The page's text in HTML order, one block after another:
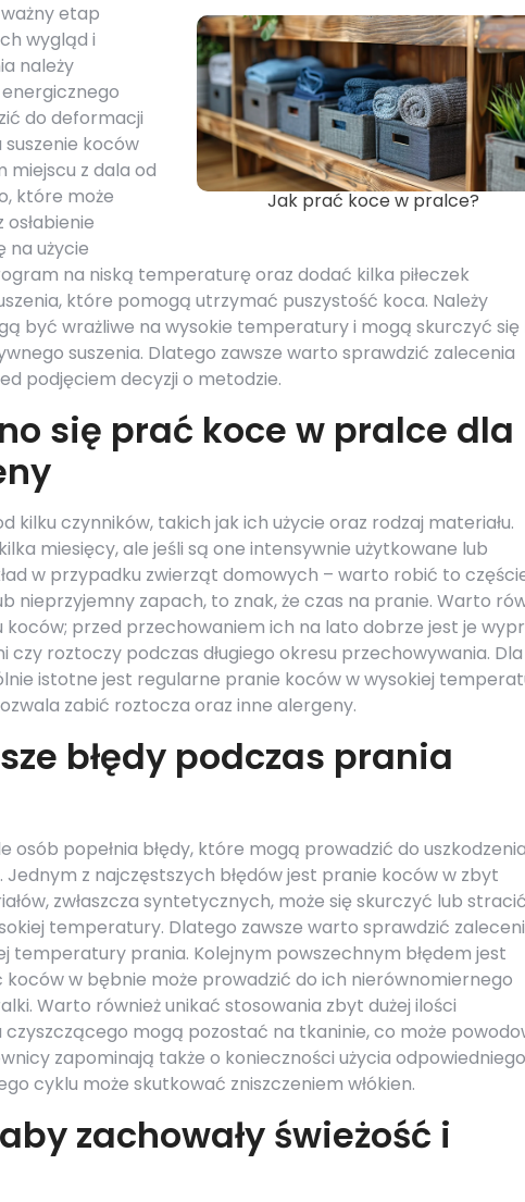
Jak prać koce w pralce?
etap
wygląd i
należy
do deformacji
koców
miejscu z dala od
które może
na użycie
na niską temperaturę oraz dodać kilka piłeczek
które pomogą utrzymać puszystość koca. Należy
być wrażliwe na wysokie temperatury i mogą skurczyć się
suszenia. Dlatego zawsze warto sprawdzić zalecenia
podjęciem decyzji o metodzie.
się prać koce w pralce dla
kilku czynników, takich jak ich użycie oraz rodzaj materiału.
miesięcy, ale jeśli są one intensywnie użytkowane lub
w przypadku zwierząt domowych – warto robić to
nieprzyjemny zapach, to znak, że czas na pranie. Warto
przed przechowaniem ich na lato dobrze jest je
czy roztoczy podczas długiego okresu przechowywania. Dla
istotne jest regularne pranie koców w wysokiej
zabić roztocza oraz inne alergeny.
błędy podczas prania
osób popełnia błędy, które mogą prowadzić do uszkodzenia
Jednym z najczęstszych błędów jest pranie koców w zbyt
zwłaszcza syntetycznych, może się skurczyć lub stracić
temperatury. Dlatego zawsze warto sprawdzić
prania. Kolejnym powszechnym błędem jest
koców w bębnie może prowadzić do ich nierównomiernego
Warto również unikać stosowania zbyt dużej ilości
mogą pozostać na tkaninie, co może
zapominają także o konieczności użycia odpowiedniego
cyklu może skutkować zniszczeniem włókien.
zachowały świeżość i